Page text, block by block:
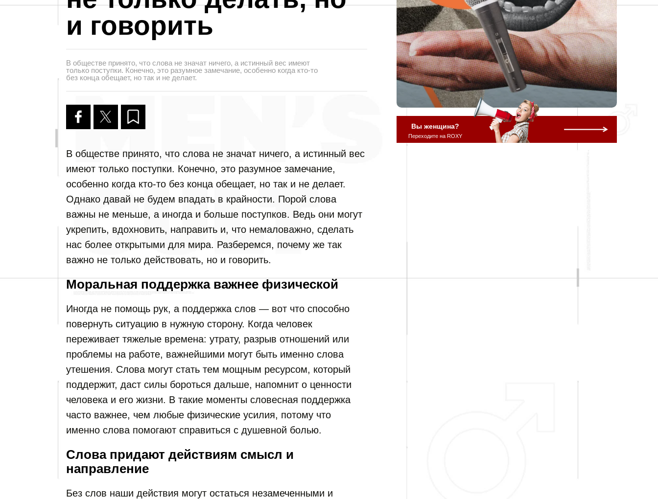
и говорить
В обществе принято, что слова не значат ничего, а истинный вес имеют
только поступки. Конечно, это разумное замечание, особенно когда кто-то
без конца обещает, но так и не делает.
В обществе принято, что слова не значат ничего, а истинный вес
имеют только поступки. Конечно, это разумное замечание,
особенно когда кто-то без конца обещает, но так и не делает.
Однако давай не будем впадать в крайности. Порой слова
важны не меньше, а иногда и больше поступков. Ведь они могут
укрепить, вдохновить, направить и, что немаловажно, сделать
нас более открытыми для мира. Разберемся, почему же так
важно не только действовать, но и говорить.
Моральная поддержка важнее физической
Иногда не помощь рук, а поддержка слов — вот что способно
повернуть ситуацию в нужную сторону. Когда человек
переживает тяжелые времена: утрату, разрыв отношений или
проблемы на работе, важнейшими могут быть именно слова
утешения. Слова могут стать тем мощным ресурсом, который
поддержит, даст силы бороться дальше, напомнит о ценности
человека и его жизни. В такие моменты словесная поддержка
часто важнее, чем любые физические усилия, потому что
именно слова помогают справиться с душевной болью.
Слова придают действиям смысл и
направление
Без слов наши действия могут остаться незамеченными и
Вы женщина?
Переходите на ROXY